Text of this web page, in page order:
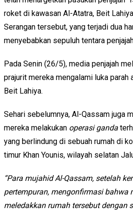
roket di kawasan Al-Atatra, Beit
Serangan tersebut, yang terjadi dua
menyebabkan sepuluh tentara
Pada Senin (26/5), media penjajah
prajurit mereka mengalami luka parah
Beit Lahiya.
Sehari sebelumnya, Al-Qassam juga
mereka melakukan operasi ganda
yang berlindung di sebuah rumah di
timur Khan Younis, wilayah selatan
“Para mujahid Al-Qassam, setelah
pertempuran, mengonfirmasi bahwa
meledakkan rumah tersebut dengan